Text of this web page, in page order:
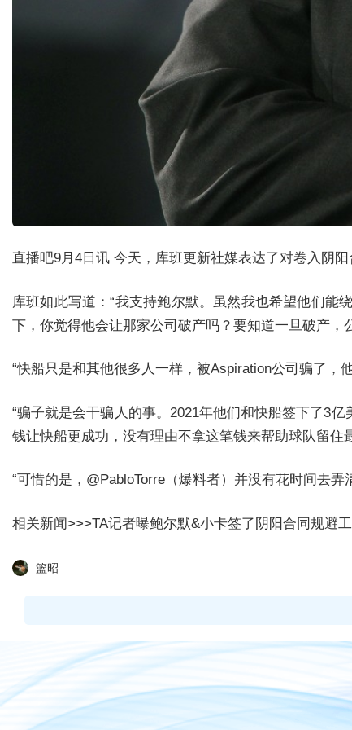
直播吧9月4日讯 今天，库班更新社媒表达了对卷入阴阳
库班如此写道：“我支持鲍尔默。虽然我也希望他们
下，你觉得他会让那家公司破产吗？要知道一旦破产，
“快船只是和其他很多人一样，被Aspiration公司骗了，
“骗子就是会干骗人的事。2021年他们和快船签下了3
钱让快船更成功，没有理由不拿这笔钱来帮助球队留住
“可惜的是，@PabloTorre（爆料者）并没有花时间去
相关新闻>>>TA记者曝鲍尔默&小卡签了阴阳合同规避
篮昭